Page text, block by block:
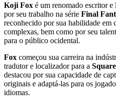
Koji Fox é um renomado escritor
por seu trabalho na série Final
reconhecido por sua habilidade em
complexas, bem como por seu
para o público ocidental.
Fox começou sua carreira na
tradutor e localizador para a
destacou por sua capacidade de
originais e adaptá-las para os
idiomas.